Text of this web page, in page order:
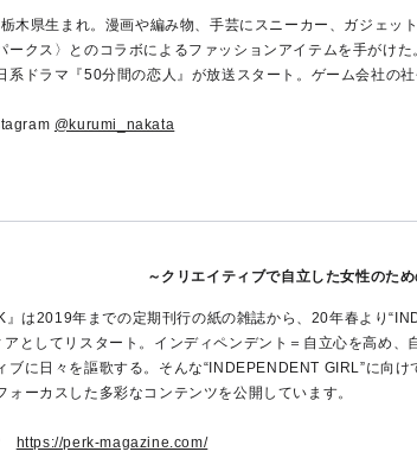
木県生まれ。漫画や編み物、手芸にスニーカー、ガジェッ
ークス〉とのコラボによるファッションアイテムを手がけ
系ドラマ『50分間の恋人』が放送スタート。ゲーム会社の社
@kurumi_nakata
～クリエイティブで自立した女性のた
』は2019年までの定期刊行の紙の雑誌から、20年春より
アとしてリスタート。インディペンデント＝自立心を高め、
ブに日々を謳歌する。そんな“INDEPENDENT GIRL”に向
ォーカスした多彩なコンテンツを公開しています。
https://perk-magazine.com/